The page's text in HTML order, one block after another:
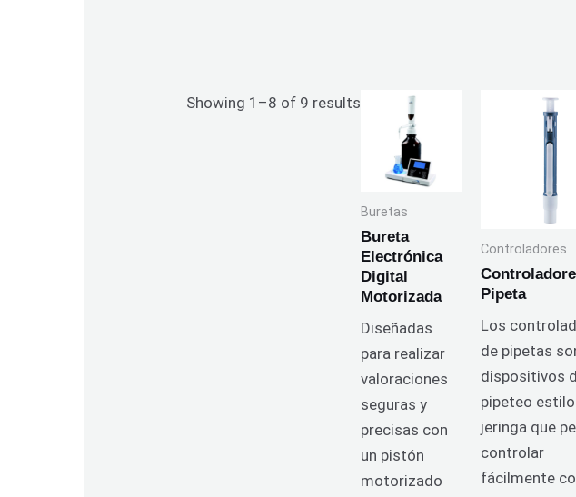
Showing 1–8 of 9 results
Buretas
Bureta
Electrónica
Digital
Motorizada
Diseñadas
para realizar
valoraciones
seguras y
precisas con
un pistón
motorizado
Controladores
Pipeta
Los
de pipetas
dispositivos
pipeteo estilo
jeringa que
controlar
fácilmente